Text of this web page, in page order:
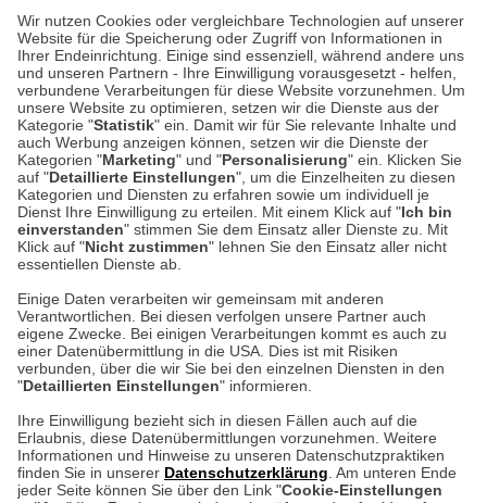
Wir nutzen Cookies oder vergleichbare Technologien auf unserer
Website für die Speicherung oder Zugriff von Informationen in
Ihrer Endeinrichtung. Einige sind essenziell, während andere uns
und unseren Partnern - Ihre Einwilligung vorausgesetzt - helfen,
verbundene Verarbeitungen für diese Website vorzunehmen. Um
unsere Website zu optimieren, setzen wir die Dienste aus der
Kategorie "Statistik" ein. Damit wir für Sie relevante Inhalte und
auch Werbung anzeigen können, setzen wir die Dienste der
Kategorien "Marketing" und "Personalisierung" ein. Klicken Sie
auf "Detaillierte Einstellungen", um die Einzelheiten zu diesen
Kategorien und Diensten zu erfahren sowie um individuell je
Dienst Ihre Einwilligung zu erteilen. Mit einem Klick auf "Ich bin
einverstanden" stimmen Sie dem Einsatz aller Dienste zu. Mit
Klick auf "Nicht zustimmen" lehnen Sie den Einsatz aller nicht
essentiellen Dienste ab.
Einige Daten verarbeiten wir gemeinsam mit anderen
Verantwortlichen. Bei diesen verfolgen unsere Partner auch
eigene Zwecke. Bei einigen Verarbeitungen kommt es auch zu
einer Datenübermittlung in die USA. Dies ist mit Risiken
verbunden, über die wir Sie bei den einzelnen Diensten in den
"Detaillierten Einstellungen" informieren.
Ihre Einwilligung bezieht sich in diesen Fällen auch auf die
Erlaubnis, diese Datenübermittlungen vorzunehmen. Weitere
Informationen und Hinweise zu unseren Datenschutzpraktiken
finden Sie in unserer Datenschutzerklärung . Am unteren Ende
jeder Seite können Sie über den Link "Cookie-Einstellungen
Unser Geschäft in Meckenheim
Auf dem Steinbüchel 6
53340 Meckenheim
Montag bis Samstag 9:00 Uhr bis 18:00 Uhr
weitere Information
Hier finden Sie uns im Netz
Kontakt
Umwelt und Entsorgung
Zur Echtheit von Bewertungen
Hinweisgeber-Schutzgesetz
Barrierefreiheit unserer Website
Cookie-Einstellungen in Ihrem Browser
ACHTUNG!
Ihr Browser speichert aktuell keine Cookies!